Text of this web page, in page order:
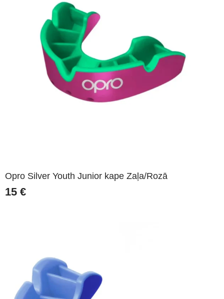
Opro Silver Youth Junior kape Zaļa/Rozā
15 €